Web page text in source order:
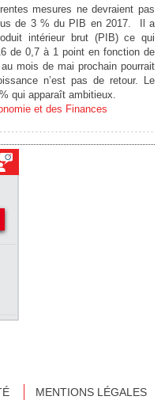
mesures ne devraient pas
de 3 % du PIB en 2017. Il a
intérieur brut (PIB) ce qui
de 0,7 à 1 point en fonction de
mois de mai prochain pourrait
n’est pas de retour. Le
qui apparaît ambitieux.
et des Finances
MENTIONS LÉGALES